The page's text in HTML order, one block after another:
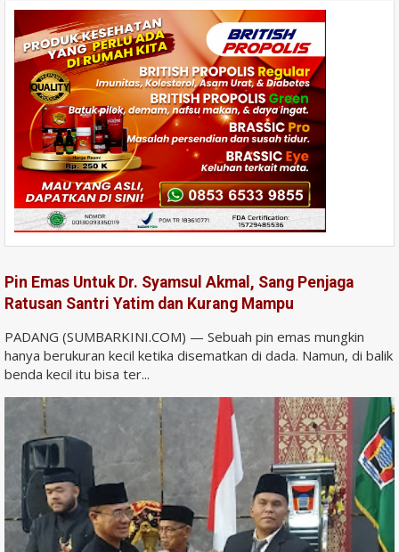
Pin Emas Untuk Dr. Syamsul Akmal, Sang Penjaga
Ratusan Santri Yatim dan Kurang Mampu
PADANG (SUMBARKINI.COM) — Sebuah pin emas mungkin
hanya berukuran kecil ketika disematkan di dada. Namun, di balik
benda kecil itu bisa ter...